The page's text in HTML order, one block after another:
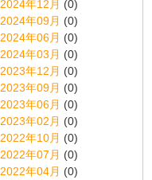
2024年12月 (0)
2024年09月 (0)
2024年06月 (0)
2024年03月 (0)
2023年12月 (0)
2023年09月 (0)
2023年06月 (0)
2023年02月 (0)
2022年10月 (0)
2022年07月 (0)
2022年04月 (0)